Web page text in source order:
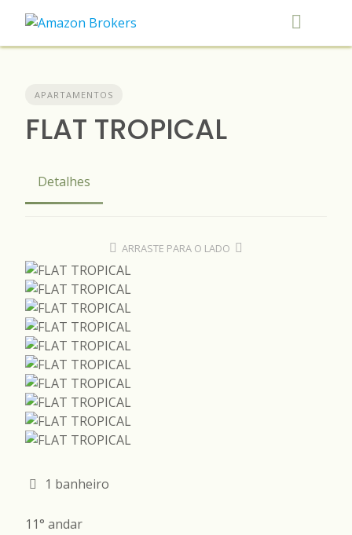
content
APARTAMENTOS
FLAT TROPICAL
Detalhes
ARRASTE PARA O LADO
1 banheiro
11° andar